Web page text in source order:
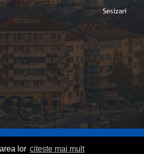
lor citeste mai mult
Sesizari